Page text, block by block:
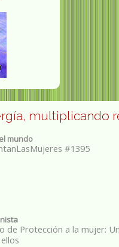
multiplicando
mundo
#1395
de Protección a la mujer: